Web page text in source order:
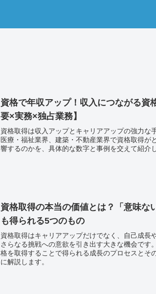
資格で年収アップ！収入につながる資
要×実務×独占業務】
資格取得は収入アップとキャリアアップの強力な
医療・福祉業界、建築・不動産業界で資格取得が
響するのかを、具体的な数字と事例を交えて紹介
資格取得の本当の価値とは？「意味な
も得られる5つのもの
資格取得はキャリアアップだけでなく、自己成長
さらなる挑戦への意欲を引き出す大きな機会です
格を取得することで得られる成長のプロセスとそ
に解説します。